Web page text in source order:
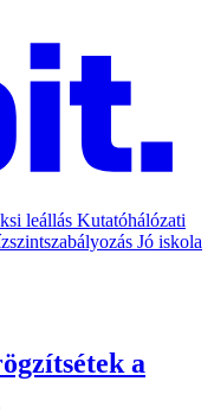
leállás Kutatóhálózati
Jó iskola
a